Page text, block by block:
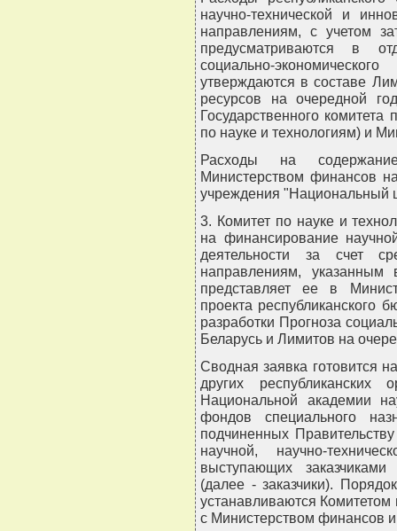
научно-технической и
направлениям, с учетом
предусматриваются в
социально-
утверждаются в составе
ресурсов на очередной
Государственного
по науке и технологиям) и
Расходы на
Министерством финансов
учреждения "Национальный
3. Комитет по науке и
на финансирование
деятельности за счет
направлениям,
представляет ее в
проекта республиканского
разработки Прогноза
Беларусь и Лимитов на
Сводная заявка готовится
других республиканских
Национальной академии
фондов специального
подчиненных
научной, научно-
выступающих
(далее - заказчики).
устанавливаются
с Министерством финансов